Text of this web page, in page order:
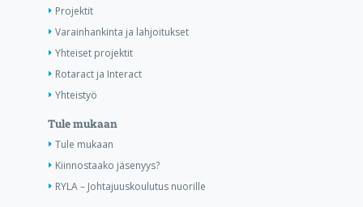
Projektit
Varainhankinta ja lahjoitukset
Yhteiset projektit
Rotaract ja Interact
Yhteistyö
Tule mukaan
Tule mukaan
Kiinnostaako jäsenyys?
RYLA – Johtajuuskoulutus nuorille